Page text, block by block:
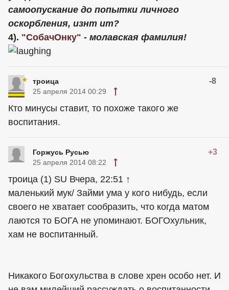
самоопускание до попытки личного
оскорбления, изнт ит?
4). "СобачОнку" - молавская фамилия!
троица -8
25 апреля 2014 00:29
Кто минусы ставит, то похоже такого же
воспитания.
Горжусь Русью +3
25 апреля 2014 08:22
троица (1) SU Вчера, 22:51 ↑
маленький мук/ Займи ума у кого нибудь, если
своего не хватает сообразить, что когда матом
лаются то БОГА не упоминают. БОГОхульник,
хам не воспитанный.
Никакого Богохульства в слове хрен особо нет. И